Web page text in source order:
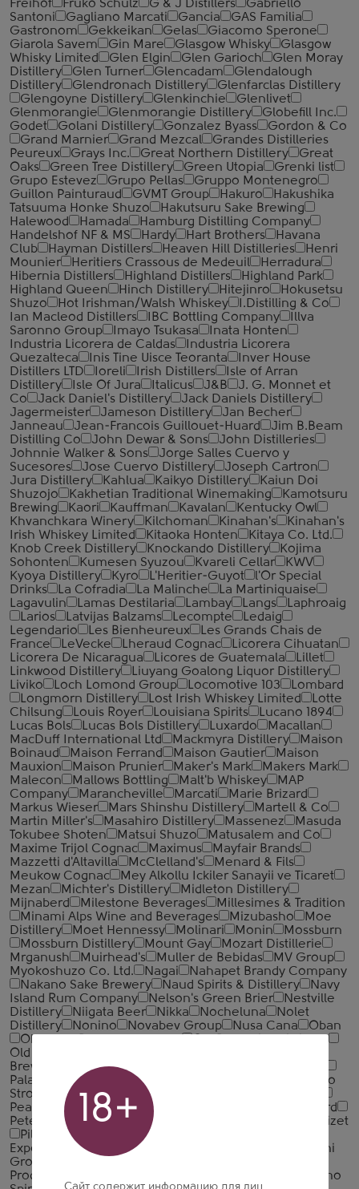
Freihof
Fruko Schulz G & J Distillers
Gabriello
Santoni
Gagliano Marcati Gancia
GAS Familia
Gastronom
Gekkeikan Gelas
Giacomo Sperone
Giarola Savem
Gin Mare Glasgow Whisky
Glasgow
Whisky Limited
Glen Elgin Glen Garioch
Glen Moray
Distillery
Glen Turner Glencadam
Glendalough
Distillery
Glendronach Distillery
Glenfarclas Distillery
Glengoyne Distillery
Glenkinchie
Glenlivet
Glenmorangie
Glenmorangie Distillery
Globefill Inc.
Godet
Golani Distillery Gonzalez Byass
Gordon & Co
Grand Marnier
Grand Mezcal
Grandes Distilleries
Peureux
Grays Inc. Great Northern Distillery
Great
Oaks
Green Tree Distillery Green Utopia
Grenki list
Grupo Estevez
Grupo Pellas
Gruppo Montenegro
Guillon Painturaud
GVMT Group Hakuro
Hakushika
Tatsuuma Honke Shuzo
Hakutsuru Sake Brewing
Halewood
Hamada
Hamburg Distilling Company
Handelshof NF & MS
Hardy Hart Brothers
Havana
Club
Hayman Distillers Heaven Hill Distilleries
Henri
Mounier
Heritiers Crassous de Medeuil
Herradura
Hibernia Distillers
Highland Distillers
Highland Park
Highland Queen
Hinch Distillery Hitejinro
Hokusetsu
Shuzo
Hot Irishman/Walsh Whiskey
I.Distilling & Co
Ian Macleod Distillers
IBC Bottling Company
Illva
Saronno Group
Imayo Tsukasa
Inata Honten
Industria Licorera de Caldas
Industria Licorera
Quezalteca
Inis Tine Uisce Teoranta
Inver House
Distillers LTD
Ioreli Irish Distillers
Isle of Arran
Distillery
Isle Of Jura Italicus J&B
J. G. Monnet et
Co
Jack Daniel's Distillery
Jack Daniels Distillery
Jagermeister
Jameson Distillery
Jan Becher
Janneau
Jean-Francois Guillouet-Huard
Jim B.Beam
Distilling Co
John Dewar & Sons
John Distilleries
Johnnie Walker & Sons
Jorge Salles Cuervo y
Sucesores
Jose Cuervo Distillery
Joseph Cartron
Jura Distillery
Kahlua Kaikyo Distillery
Kaiun Doi
Shuzojo
Kakhetian Traditional Winemaking
Kamotsuru
Brewing
Kaori Kauffman Kavalan
Kentucky Owl
Khvanchkara Winery
Kilchoman Kinahan's
Kinahan's
Irish Whiskey Limited
Kitaoka Honten
Kitaya Co. Ltd.
Knob Creek Distillery
Knockando Distillery
Kojima
Sohonten
Kumesen Syuzou Kvareli Cellar
KWV
Kyoya Distillery
Kyro L'Heritier-Guyot
l'Or Special
Drinks
La Cofradia La Malinche
La Martiniquaise
Lagavulin
Lamas Destilaria Lambay Langs
Laphroaig
Larios
Latvijas Balzams Lecompte
Ledaig
Legendario
Les Bienheureux
Les Grands Chais de
France
LeVecke Lheraud Cognac
Licorera Cihuatan
Licorera De Nicaragua
Licores de Guatemala
Lillet
Linkwood Distillery
Liuyang Goalong Liquor Distillery
Liviko
Loch Lomond Group Locomotive 103
Lombard
Longmorn Distillery
Lost Irish Whiskey Limited
Lotte
Chilsung
Louis Royer Louisiana Spirits
Lucano 1894
Lucas Bols
Lucas Bols Distillery Luxardo
Macallan
MacDuff International Ltd
Mackmyra Distillery
Maison
Boinaud
Maison Ferrand Maison Gautier
Maison
Mauxion
Maison Prunier Maker's Mark
Makers Mark
Malecon
Mallows Bottling Malt'b Whiskey
MAP
Company
Marancheville Marcati
Marie Brizard
Markus Wieser
Mars Shinshu Distillery
Martell & Co
Martin Miller's
Masahiro Distillery Massenez
Masuda
Tokubee Shoten
Matsui Shuzo
Matusalem and Co
Maxime Trijol Cognac
Maximus
Mayfair Brands
Mazzetti d'Altavilla
McClelland's
Menard & Fils
Meukow Cognac
Mey Alkollu Ickiler Sanayii ve Ticaret
Mezan
Michter's Distillery
Midleton Distillery
Mijnaberd
Milestone Beverages
Millesimes & Tradition
Minami Alps Wine and Beverages
Mizubasho
Moe
Distillery
Moet Hennessy Molinari Monin
Mossburn
Mossburn Distillery
Mount Gay
Mozart Distillerie
Mrganush
Muirhead's Muller de Bebidas
MV Group
Myokoshuzo Co. Ltd.
Nagai
Nahapet Brandy Company
Nakano Sake Brewery
Naud Spirits & Distillery
Navy
Island Rum Company
Nelson's Green Brier
Nestville
Distillery
Niigata Beer Nikka Nocheluna
Nolet
Distillery
Nonino Novabev Group Nusa Cana
Oban
Ohanyan Brandy Company
Old Bushmills Distillery
Old Pulteney
Brewery
Otard Oxenham & Cy
Palavani
Palenque Tragalumbare
Palirna u Zeleneho
Stromu
Pallini Parichskaya vinarnya
Peat's Beast
Penderyn
Pernod Ricard
Peter Busch
Peyrat Piccadily Distilleries
Pierre Croizet
Pilzer
Pisquera de Chile
Exportadora
Podrum Palic 1896
Polini
Group
Productos Finos De Agave
Proximo
18+
Сайт содержит информацию для лиц